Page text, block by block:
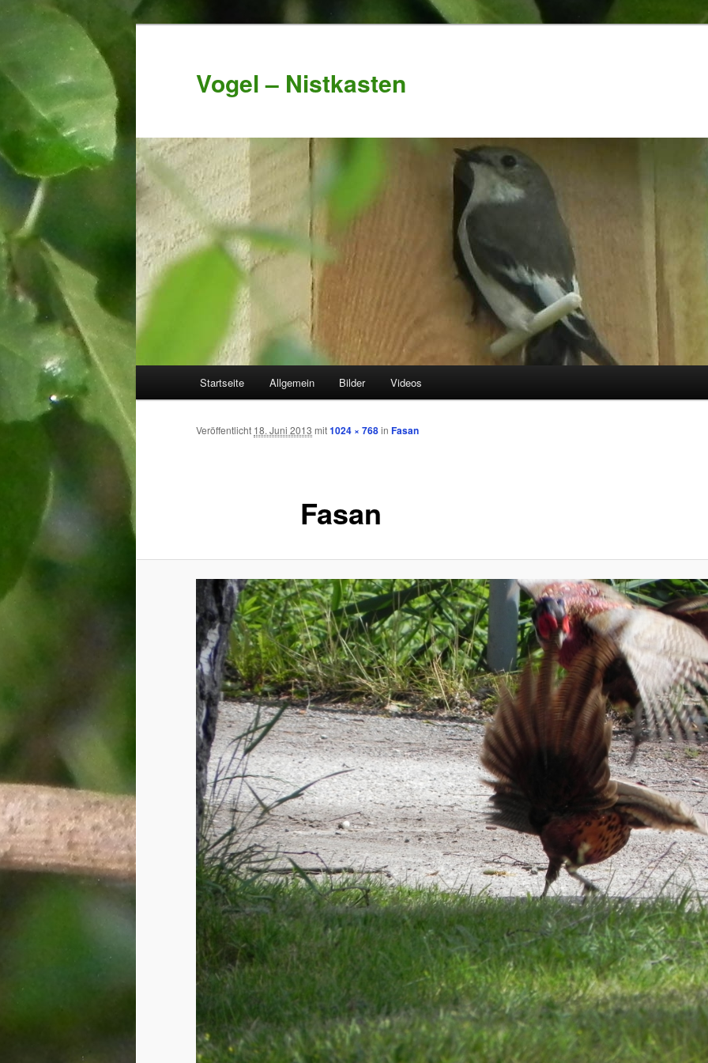
Vogel – Nistkasten
Zum Inhalt wechseln
Zum sekundären Inhalt wechseln
Startseite Allgemein Bilder Videos
Fasan
Veröffentlicht 18. Juni 2013 mit1024 × 768in Fasan